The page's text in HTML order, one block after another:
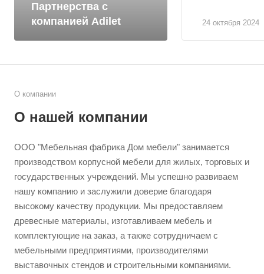
Партнерства с
компанией Adilet
24 октября 2024
О компании
О нашей компании
ООО "Мебельная фабрика Дом мебели" занимается
производством корпусной мебели для жилых, торговых и
государственных учреждений. Мы успешно развиваем
нашу компанию и заслужили доверие благодаря
высокому качеству продукции. Мы предоставляем
древесные материалы, изготавливаем мебель и
комплектующие на заказ, а также сотрудничаем с
мебельными предприятиями, производителями
выставочных стендов и строительными компаниями.